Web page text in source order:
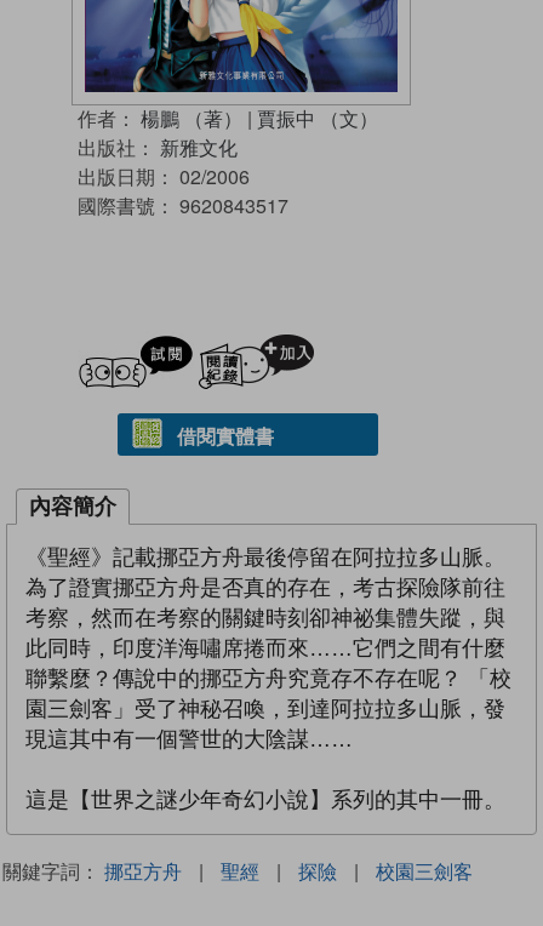
作者： 楊鵬 （著） | 賈振中 （文）
出版社： 新雅文化
出版日期： 02/2006
國際書號： 9620843517
試閲
借閱實體書
內容簡介
《聖經》記載挪亞方舟最後停留在阿拉拉多山脈。
為了證實挪亞方舟是否真的存在，考古探險隊前往
考察，然而在考察的關鍵時刻卻神祕集體失蹤，與
此同時，印度洋海嘯席捲而來……它們之間有什麼
聯繫麼？傳說中的挪亞方舟究竟存不存在呢？ 「校
園三劍客」受了神秘召喚，到達阿拉拉多山脈，發
現這其中有一個警世的大陰謀……
這是【世界之謎少年奇幻小說】系列的其中一冊。
關鍵字詞： 挪亞方舟 | 聖經 | 探險 | 校園三劍客